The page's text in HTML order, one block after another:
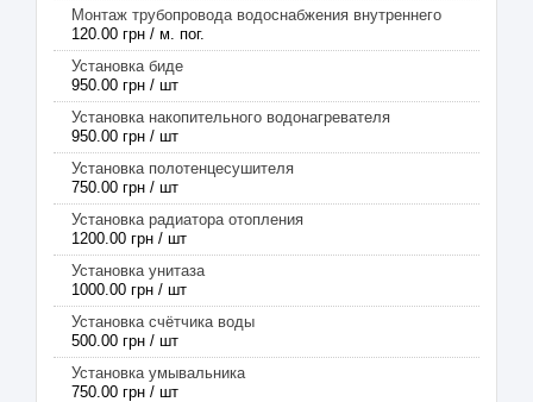
Монтаж трубопровода водоснабжения внутреннего
120.00 грн / м. пог.
Установка биде
950.00 грн / шт
Установка накопительного водонагревателя
950.00 грн / шт
Установка полотенцесушителя
750.00 грн / шт
Установка радиатора отопления
1200.00 грн / шт
Установка унитаза
1000.00 грн / шт
Установка счётчика воды
500.00 грн / шт
Установка умывальника
750.00 грн / шт